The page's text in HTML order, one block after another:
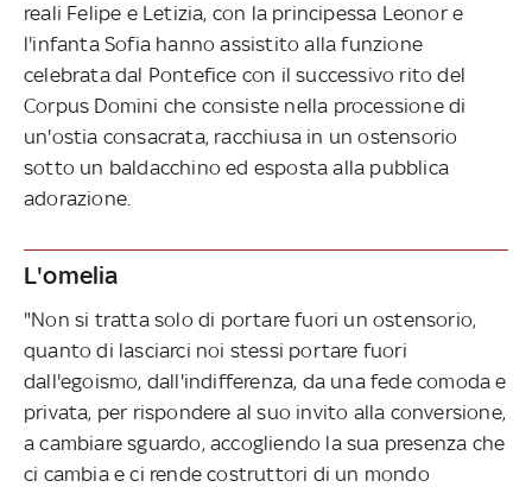
reali Felipe e Letizia, con la principessa Leonor e
l'infanta Sofia hanno assistito alla funzione
celebrata dal Pontefice con il successivo rito del
Corpus Domini che consiste nella processione di
un'ostia consacrata, racchiusa in un ostensorio
sotto un baldacchino ed esposta alla pubblica
adorazione.
L'omelia
"Non si tratta solo di portare fuori un ostensorio,
quanto di lasciarci noi stessi portare fuori
dall'egoismo, dall'indifferenza, da una fede comoda e
privata, per rispondere al suo invito alla conversione,
a cambiare sguardo, accogliendo la sua presenza che
ci cambia e ci rende costruttori di un mondo